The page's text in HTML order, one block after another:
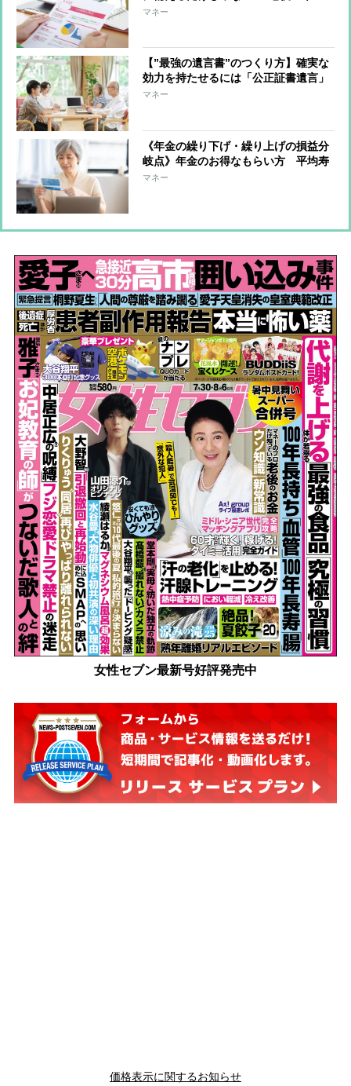
ー”を増やして貯める「貯蓄」「投
マネー
【”最強の遺言書”のつくり方】確実な
効力を持たせるには「公正証書遺言」
を選択 必要に応じて何度でもつくり
マネー
《年金の繰り下げ・繰り上げの損益分
岐点》年金のお得なもらい方 平均寿
命を考えれば「妻は繰り下げ、夫は繰
マネー
女性セブン最新号好評発売中
価格表示に関するお知らせ